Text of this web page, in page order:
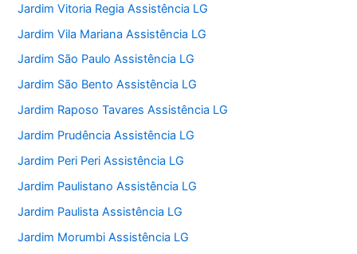
Jardim Vitoria Regia Assistência LG
Jardim Vila Mariana Assistência LG
Jardim São Paulo Assistência LG
Jardim São Bento Assistência LG
Jardim Raposo Tavares Assistência LG
Jardim Prudência Assistência LG
Jardim Peri Peri Assistência LG
Jardim Paulistano Assistência LG
Jardim Paulista Assistência LG
Jardim Morumbi Assistência LG